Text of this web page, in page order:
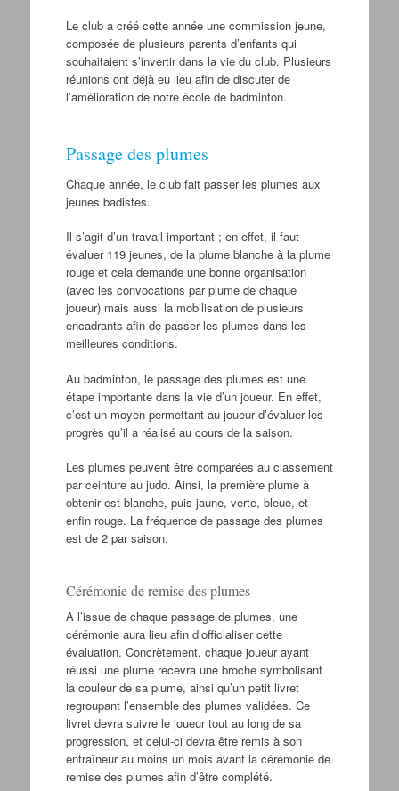
Le club a créé cette année une commission jeune,
composée de plusieurs parents d’enfants qui
souhaitaient s’invertir dans la vie du club. Plusieurs
réunions ont déjà eu lieu afin de discuter de
l’amélioration de notre école de badminton.
Passage des plumes
Chaque année, le club fait passer les plumes aux
jeunes badistes.
Il s’agit d’un travail important ; en effet, il faut
évaluer 119 jeunes, de la plume blanche à la plume
rouge et cela demande une bonne organisation
(avec les convocations par plume de chaque
joueur) mais aussi la mobilisation de plusieurs
encadrants afin de passer les plumes dans les
meilleures conditions.
Au badminton, le passage des plumes est une
étape importante dans la vie d’un joueur. En effet,
c’est un moyen permettant au joueur d’évaluer les
progrès qu’il a réalisé au cours de la saison.
Les plumes peuvent être comparées au classement
par ceinture au judo. Ainsi, la première plume à
obtenir est blanche, puis jaune, verte, bleue, et
enfin rouge. La fréquence de passage des plumes
est de 2 par saison.
Cérémonie de remise des plumes
A l’issue de chaque passage de plumes, une
cérémonie aura lieu afin d’officialiser cette
évaluation. Concrètement, chaque joueur ayant
réussi une plume recevra une broche symbolisant
la couleur de sa plume, ainsi qu’un petit livret
regroupant l’ensemble des plumes validées. Ce
livret devra suivre le joueur tout au long de sa
progression, et celui-ci devra être remis à son
entraîneur au moins un mois avant la cérémonie de
remise des plumes afin d’être complété.